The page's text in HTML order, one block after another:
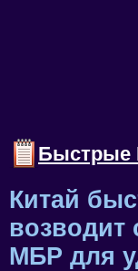
Быстрые
Китай
возводит
МБР для